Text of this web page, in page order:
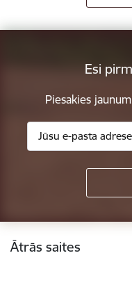
Esi
Piesakies
Kājene
Ātrās saites